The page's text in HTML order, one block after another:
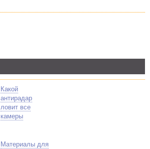
Какой
антирадар
ловит все
камеры
Материалы для